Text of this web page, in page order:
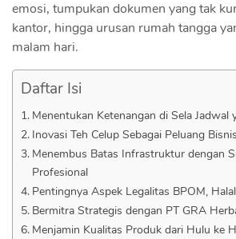
emosi, tumpukan dokumen yang tak
kantor, hingga urusan rumah tangga
malam hari.
Daftar Isi
Menentukan Ketenangan di Sela Jadwal
Inovasi Teh Celup Sebagai Peluang
Menembus Batas Infrastruktur dengan
Profesional
Pentingnya Aspek Legalitas BPOM,
Bermitra Strategis dengan PT GRA
Menjamin Kualitas Produk dari Hulu ke